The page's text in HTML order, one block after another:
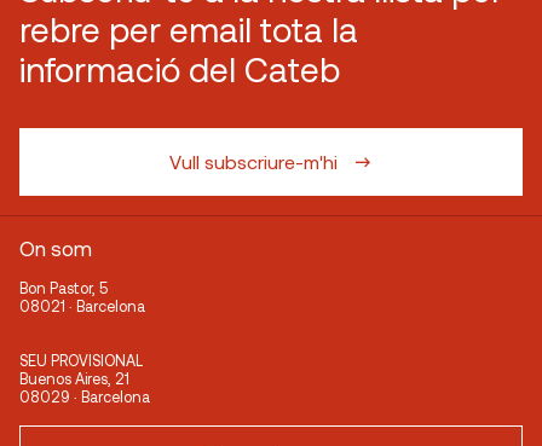
rebre per email tota la
informació del Cateb
Vull subscriure-m'hi
On som
Bon Pastor, 5
08021 · Barcelona
SEU PROVISIONAL
Buenos Aires, 21
08029 · Barcelona